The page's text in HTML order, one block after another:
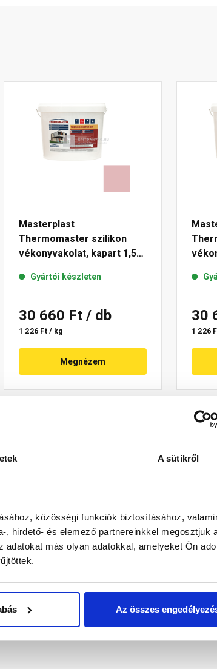
A sütikről
közösségi funkciók biztosításához,
hirdető- és elemező partnereinkkel megosztjuk
más olyan adatokkal, amelyeket Ön
Az összes
Masterplast
Thermomaster szilikon
vékonyvakolat, kapart 1,5
Gyártói készleten
30 660 Ft / db
1 226 Ft / kg
Megnézem
30
1 226
figyelmesen olvassa el!
lábazati sík feletti, vízszigeteléssel
2 mm szemcsenagysággal, bel- és
alapozóval kell kezelni. Felhasználási
és nedvesség nem érheti.